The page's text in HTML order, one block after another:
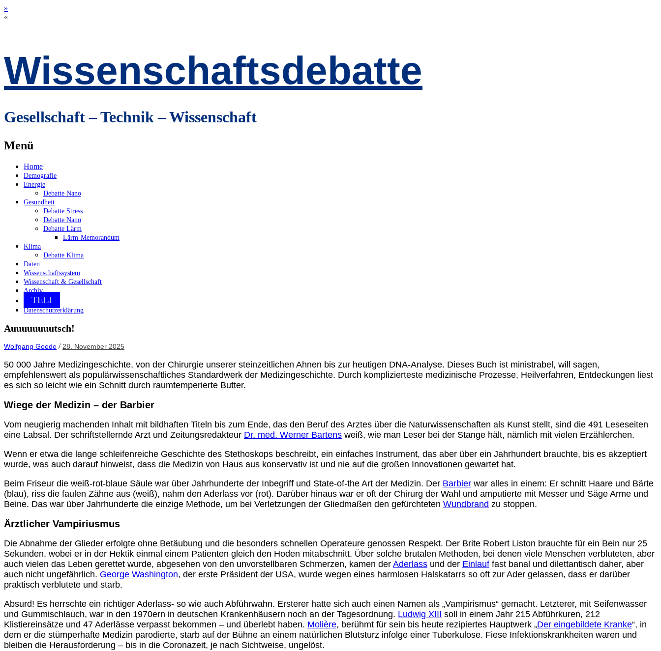
»
«
Wissenschaftsdebatte
Gesellschaft – Technik – Wissenschaft
Menü
Zum
Inhalt
springen
Home
Demografie
Energie
Debatte Nano
Gesundheit
Debatte Stress
Debatte Nano
Debatte Lärm
Lärm-Memorandum
Klima
Debatte Klima
Daten
Wissenschaftssystem
Wissenschaft & Gesellschaft
Archiv
TELI
Datenschutzerklärung
Auuuuuuuutsch!
Wolfgang Goede /28. November 2025
50 000 Jahre Medizingeschichte, von der Chirurgie unserer steinzeitlichen Ahnen bis zur heutigen DNA-Analyse. Dieses Buch ist ministrabel, will sagen,
empfehlenswert als populärwissenschaftliches Standardwerk der Medizingeschichte. Durch komplizierteste medizinische Prozesse, Heilverfahren, Entdeckungen liest
es sich so leicht wie ein Schnitt durch raumtemperierte Butter.
Wiege der Medizin – der Barbier
Vom neugierig machenden Inhalt mit bildhaften Titeln bis zum Ende, das den Beruf des Arztes über die Naturwissenschaften als Kunst stellt, sind die 491 Leseseiten
eine Labsal. Der schriftstellernde Arzt und Zeitungsredakteur Dr. med. Werner Bartens weiß, wie man Leser bei der Stange hält, nämlich mit vielen Erzählerchen.
Wenn er etwa die lange schleifenreiche Geschichte des Stethoskops beschreibt, ein einfaches Instrument, das aber über ein Jahrhundert brauchte, bis es akzeptiert
wurde, was auch darauf hinweist, dass die Medizin von Haus aus konservativ ist und nie auf die großen Innovationen gewartet hat.
Beim Friseur die weiß-rot-blaue Säule war über Jahrhunderte der Inbegriff und State-of-the Art der Medizin. Der Barbier war alles in einem: Er schnitt Haare und Bärte
(blau), riss die faulen Zähne aus (weiß), nahm den Aderlass vor (rot). Darüber hinaus war er oft der Chirurg der Wahl und amputierte mit Messer und Säge Arme und
Beine. Das war über Jahrhunderte die einzige Methode, um bei Verletzungen der Gliedmaßen den gefürchteten Wundbrand zu stoppen.
Ärztlicher Vampiriusmus
Die Abnahme der Glieder erfolgte ohne Betäubung und die besonders schnellen Operateure genossen Respekt. Der Brite Robert Liston brauchte für ein Bein nur 25
Sekunden, wobei er in der Hektik einmal einem Patienten gleich den Hoden mitabschnitt. Über solche brutalen Methoden, bei denen viele Menschen verbluteten, aber
auch vielen das Leben gerettet wurde, abgesehen von den unvorstellbaren Schmerzen, kamen der Aderlass und der Einlauf fast banal und dilettantisch daher, aber
auch nicht ungefährlich. George Washington, der erste Präsident der USA, wurde wegen eines harmlosen Halskatarrs so oft zur Ader gelassen, dass er darüber
praktisch verblutete und starb.
Absurd! Es herrschte ein richtiger Aderlass- so wie auch Abführwahn. Ersterer hatte sich auch einen Namen als „Vampirismus“ gemacht. Letzterer, mit Seifenwasser
und Gummischlauch, war in den 1970ern in deutschen Krankenhäusern noch an der Tagesordnung. Ludwig XIII soll in einem Jahr 215 Abführkuren, 212
Klistiereinsätze und 47 Aderlässe verpasst bekommen – und überlebt haben. Molière, berühmt für sein bis heute rezipiertes Hauptwerk „Der eingebildete Kranke“, in
dem er die stümperhafte Medizin parodierte, starb auf der Bühne an einem natürlichen Blutsturz infolge einer Tuberkulose. Fiese Infektionskrankheiten waren und
bleiben die Herausforderung – bis in die Coronazeit, je nach Sichtweise, ungelöst.